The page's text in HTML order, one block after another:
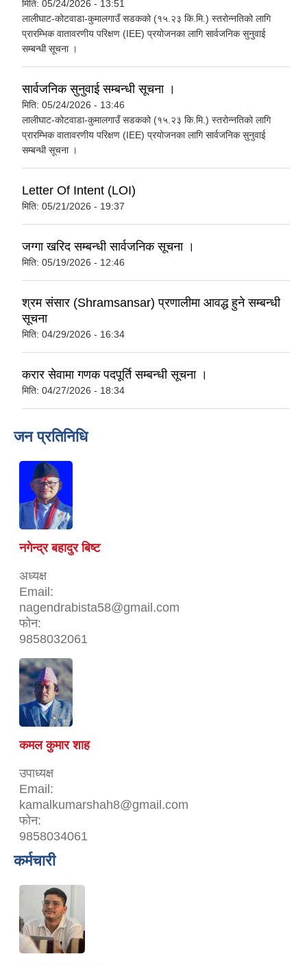
मिति: 05/24/2026 - 13:51
लालीघाट-कोटवाडा-कुमालगाउँ सडकको (१५.२३ कि.मि.) स्तरोन्नतिको लागि
प्रारम्भिक वातावरणीय परिक्षण (IEE) प्रयोजनका लागि सार्वजनिक सुनुवाई
सम्बन्धी सूचना ।
सार्वजनिक सुनुवाई सम्बन्धी सूचना ।
मिति: 05/24/2026 - 13:46
लालीघाट-कोटवाडा-कुमालगाउँ सडकको (१५.२३ कि.मि.) स्तरोन्नतिको लागि
प्रारम्भिक वातावरणीय परिक्षण (IEE) प्रयोजनका लागि सार्वजनिक सुनुवाई
सम्बन्धी सूचना ।
Letter Of Intent (LOI)
मिति: 05/21/2026 - 19:37
जग्गा खरिद सम्बन्धी सार्वजनिक सूचना ।
मिति: 05/19/2026 - 12:46
श्रम संसार (Shramsansar) प्रणालीमा आवद्ध हुने सम्बन्धी
सूचना
मिति: 04/29/2026 - 16:34
करार सेवामा गणक पदपूर्ति सम्बन्धी सूचना ।
मिति: 04/27/2026 - 18:34
जन प्रतिनिधि
नगेन्द्र बहादुर बिष्ट
अध्यक्ष
Email:
nagendrabista58@gmail.com
फोन:
9858032061
कमल कुमार शाह
उपाध्यक्ष
Email:
kamalkumarshah8@gmail.com
फोन:
9858034061
कर्मचारी